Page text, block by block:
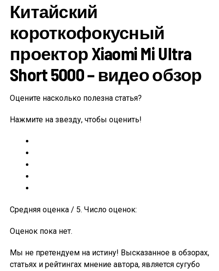
Китайский
короткофокусный
проектор Xiaomi Mi Ultra
Short 5000 – видео обзор
Оцените насколько полезна статья?
Нажмите на звезду, чтобы оценить!
Средняя оценка / 5. Число оценок:
Оценок пока нет.
Мы не претендуем на истину! Высказанное в обзорах,
статьях и рейтингах мнение автора, является сугубо